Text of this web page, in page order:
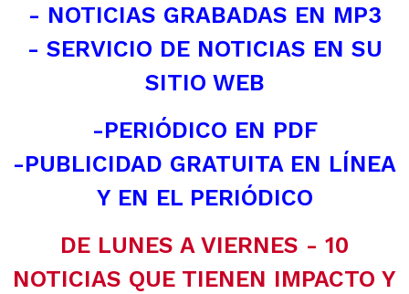
- NOTICIAS GRABADAS EN MP3
- SERVICIO DE NOTICIAS EN SU
SITIO WEB
-PERIÓDICO EN PDF
-PUBLICIDAD GRATUITA EN LÍNEA
Y EN EL PERIÓDICO
DE LUNES A VIERNES - 10
NOTICIAS QUE TIENEN IMPACTO Y